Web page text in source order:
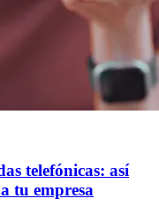
telefónicas: así
tu empresa